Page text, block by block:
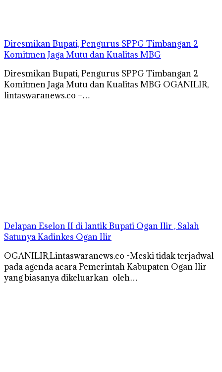
Diresmikan Bupati, Pengurus SPPG Timbangan 2
Komitmen Jaga Mutu dan Kualitas MBG
Diresmikan Bupati, Pengurus SPPG Timbangan 2
Komitmen Jaga Mutu dan Kualitas MBG OGANILIR,
lintaswaranews.co –…
Delapan Eselon II di lantik Bupati Ogan Ilir , Salah
Satunya Kadinkes Ogan Ilir
OGANILIR,Lintaswaranews.co -Meski tidak terjadwal
pada agenda acara Pemerintah Kabupaten Ogan Ilir
yang biasanya dikeluarkan oleh…